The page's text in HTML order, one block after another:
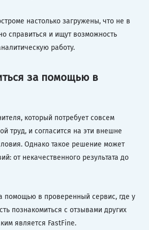
настолько загружены, что не в
справиться и ищут возможность
работу.
за помощью в
который потребует совсем
труд, и согласится на эти внешне
Однако такое решение может
от некачественного результата до
помощью в проверенный сервис, где у
познакомиться с отзывами других
является FastFine.